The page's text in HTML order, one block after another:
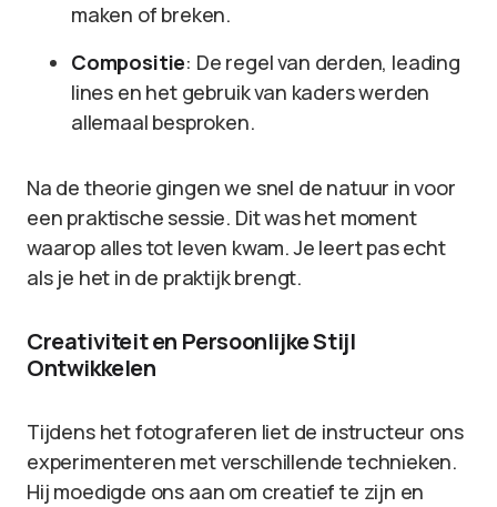
maken of breken.
Compositie: De regel van derden, leading
lines en het gebruik van kaders werden
allemaal besproken.
Na de theorie gingen we snel de natuur in voor
een praktische sessie. Dit was het moment
waarop alles tot leven kwam. Je leert pas echt
als je het in de praktijk brengt.
Creativiteit en Persoonlijke Stijl
Ontwikkelen
Tijdens het fotograferen liet de instructeur ons
experimenteren met verschillende technieken.
Hij moedigde ons aan om creatief te zijn en